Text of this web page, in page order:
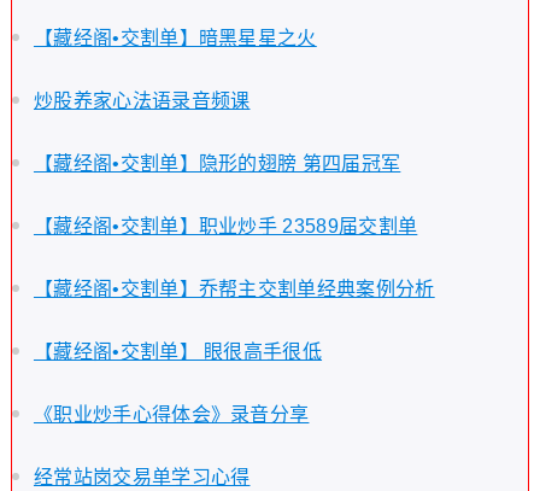
【藏经阁•交割单】暗黑星星之火
炒股养家心法语录音频课
【藏经阁•交割单】隐形的翅膀 第四届冠军
【藏经阁•交割单】职业炒手 23589届交割单
【藏经阁•交割单】乔帮主交割单经典案例分析
【藏经阁•交割单】 眼很高手很低
《职业炒手心得体会》录音分享
经常站岗交易单学习心得